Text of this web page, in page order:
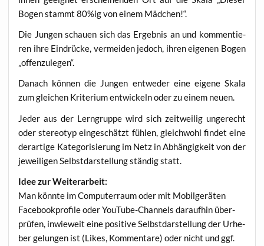
Bogen stammt 80%ig von einem Mädchen!“.
Die Jun­gen schau­en sich das Ergeb­nis an und kom­men­tie­
ren ihre Ein­drü­cke, ver­mei­den jedoch, ihren eige­nen Bogen
„offen­zu­le­gen“.
Danach kön­nen die Jun­gen ent­we­der eine eige­ne Ska­la
zum glei­chen Kri­te­ri­um ent­wi­ckeln oder zu einem neuen.
Jeder aus der Lern­grup­pe wird sich zeit­wei­lig unge­recht
oder ste­reo­typ ein­ge­schätzt füh­len, gleich­wohl fin­det eine
der­ar­ti­ge Kate­go­ri­sie­rung im Netz in Abhän­gig­keit von der
jewei­li­gen Selbst­dar­stel­lung stän­dig statt.
Idee zur Weiterarbeit:
Man könn­te im Com­pu­ter­raum oder mit Mobil­ge­rä­ten
Face­book­pro­fi­le oder You­Tube-Chan­nels dar­auf­hin über­
prü­fen, inwie­weit eine posi­ti­ve Selbst­dar­stel­lung der Urhe­
ber gelun­gen ist (Likes, Kom­men­ta­re) oder nicht und ggf.